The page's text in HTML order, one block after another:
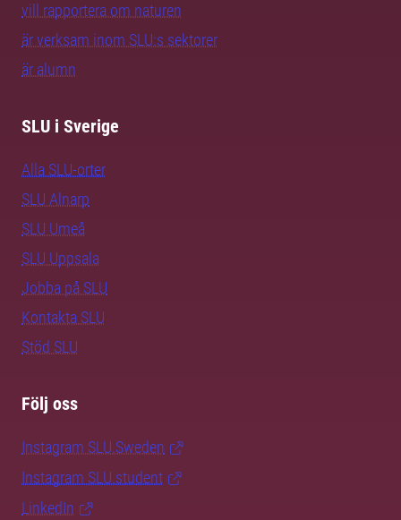
vill rapportera om naturen
är verksam inom SLU:s sektorer
är alumn
SLU i Sverige
Alla SLU-orter
SLU Alnarp
SLU Umeå
SLU Uppsala
Jobba på SLU
Kontakta SLU
Stöd SLU
Följ oss
Instagram SLU.Sweden
Instagram SLU.student
LinkedIn